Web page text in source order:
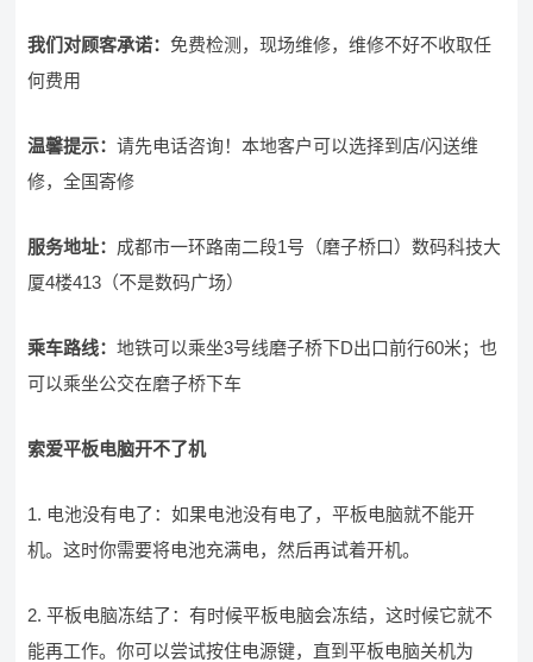
我们对顾客承诺： 免费检测，现场维修，维修不好不收取任
何费用
温馨提示：请先电话咨询！本地客户可以选择到店/闪送维
修，全国寄修
服务地址： 成都市一环路南二段1号（磨子桥口）数码科技大
厦4楼413（不是数码广场）
乘车路线：地铁可以乘坐3号线磨子桥下D出口前行60米；也
可以乘坐公交在磨子桥下车
索爱平板电脑开不了机
1. 电池没有电了：如果电池没有电了，平板电脑就不能开
机。这时你需要将电池充满电，然后再试着开机。
2. 平板电脑冻结了：有时候平板电脑会冻结，这时候它就不
能再工作。你可以尝试按住电源键，直到平板电脑关机为